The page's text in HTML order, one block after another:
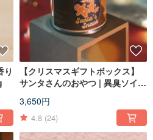
り
【クリスマスギフトボックス】
サンタさんのおやつ | 異臭ソイの
3,650円
4.8 (24)